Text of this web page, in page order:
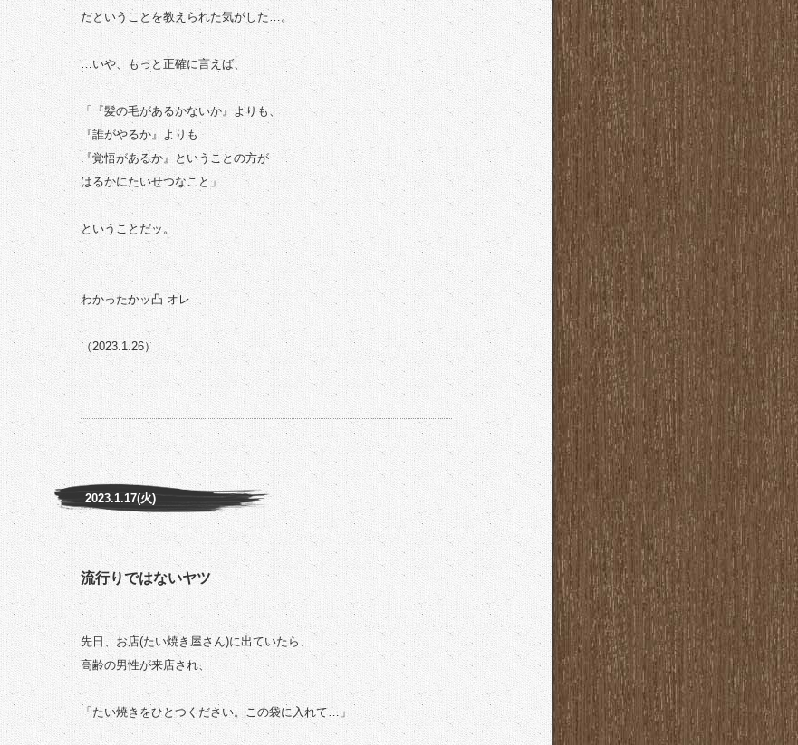
だということを教えられた気がした…。
…いや、もっと正確に言えば、
「『髪の毛があるかないか』よりも、
『誰がやるか』よりも
『覚悟があるか』ということの方が
はるかにたいせつなこと」
ということだッ。
わかったかッ凸 オレ
（2023.1.26）
2023.1.17(火)
流行りではないヤツ
先日、お店(たい焼き屋さん)に出ていたら、
高齢の男性が来店され、
「たい焼きをひとつください。この袋に入れて…」